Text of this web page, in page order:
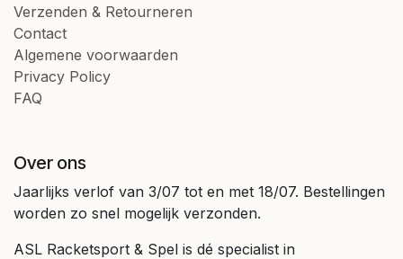
Verzenden & Retourneren
Contact
Algemene voorwaarden
Privacy Policy
FAQ
Over ons
Jaarlijks verlof van 3/07 tot en met 18/07. Bestellingen
worden zo snel mogelijk verzonden.
ASL Racketsport & Spel is dé specialist in